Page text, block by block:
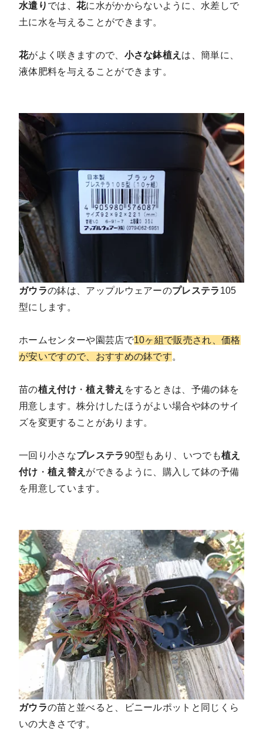
水遣り では、 花に水がかからないように、水差しで
土に水を与えることができます。
花がよく咲きますので、 小さな鉢植え は、簡単に、
液体肥料を与えることができます。
ガウラの鉢は、アップルウェアーのプレステラ 105
型にします。
ホームセンターや園芸店で10ヶ組で販売され、価格
が安いですので、おすすめの鉢です。
苗の植え付け・植え替え をするときは、予備の鉢を
用意します。株分けしたほうがよい場合や鉢のサイ
ズを変更することがあります。
一回り小さなプレステラ90型もあり、いつでも植え
付け ・ 植え替え ができるように、購入して鉢の予備
を用意しています。
ガウラの苗と並べると、ビニールポットと同じくら
いの大きさです。